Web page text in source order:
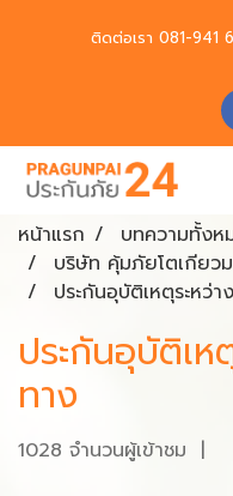
ติดต่อเรา 081-941
หน้าแรก
บทความทั้งห
บริษัท คุ้มภัยโตเกียว
ประกันอุบัติเหตุระหว่า
ประกันอุบัติเห
ทาง
1028 จำนวนผู้เข้าชม |